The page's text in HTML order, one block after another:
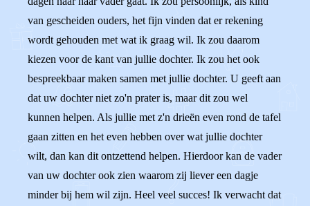
van gescheiden ouders, het fijn vinden dat er rekening
wordt gehouden met wat ik graag wil. Ik zou daarom
kiezen voor de kant van jullie dochter. Ik zou het ook
bespreekbaar maken samen met jullie dochter. U geeft aan
dat uw dochter niet zo'n prater is, maar dit zou wel
kunnen helpen. Als jullie met z'n drieën even rond de tafel
gaan zitten en het even hebben over wat jullie dochter
wilt, dan kan dit ontzettend helpen. Hierdoor kan de vader
van uw dochter ook zien waarom zij liever een dagje
minder bij hem wil zijn. Heel veel succes! Ik verwacht dat